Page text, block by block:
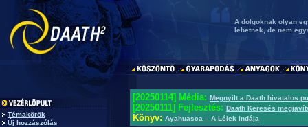
A dolgoknak olyan
lehetnek, de nem
Témakörök
Új hozzászólás
[20250114] Média: Megnyílt a Daath hivatalos
[20250111] Fejlesztés: Daath Keresés
Könyv: Ayahuasca – A Lélek Indája